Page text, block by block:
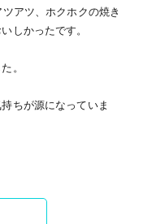
アツ、ホクホクの焼き
しかったです。
。
ちが源になっていま